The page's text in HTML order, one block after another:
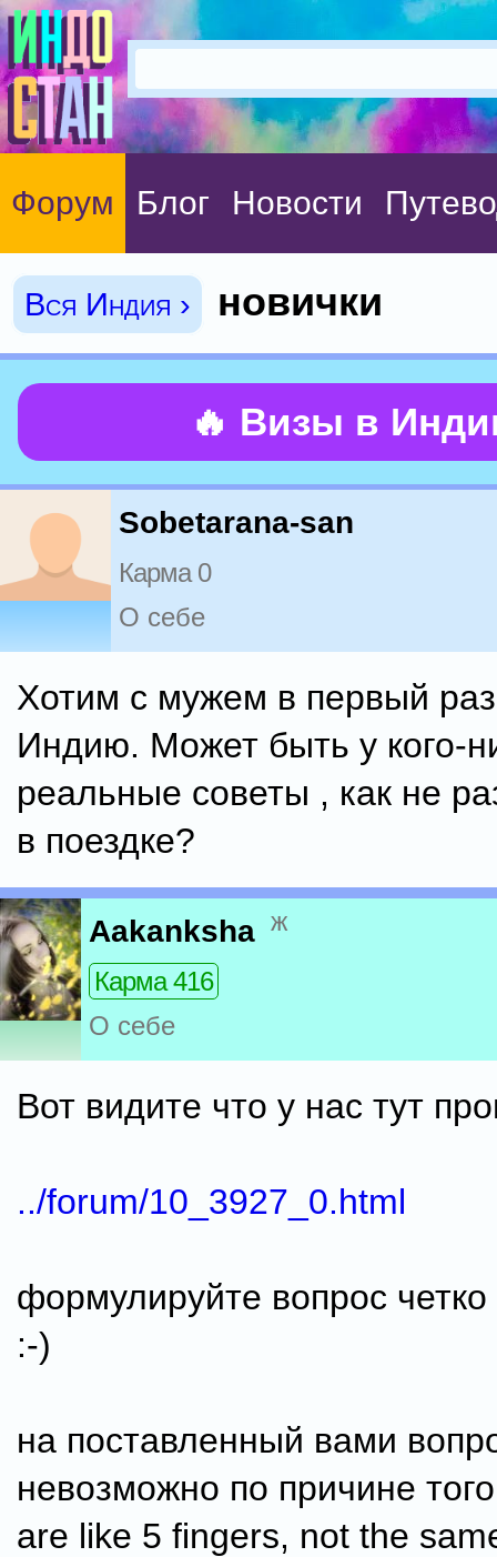
Форум Блог Новости
Вся Индия › новички
🔥 Визы в
Sobetarana-san
Карма 0
О себе
Хотим с мужем в первый раз
Индию. Может быть у кого-
реальные советы , как не
в поездке?
Aakanksha ж
Карма 416
О себе
Вот видите что у нас тут
../forum/10_3927_0.html
формулируйте вопрос четко
:-)
на поставленный вами
невозможно по причине
are like 5 fingers, not the